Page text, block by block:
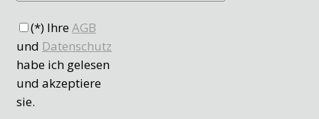
(*) IhreAGB
und Datenschutz
habe ich gelesen
und akzeptiere
sie.